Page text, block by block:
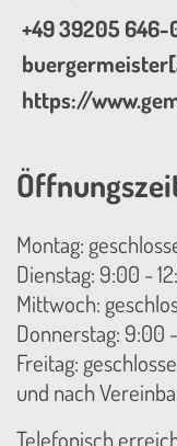
+49 39205 646-
https://
Montag:
Dienstag: 9:00 -
Mittwoch:
Donnerstag: 9:00
Freitag:
und nach
Telefonisch